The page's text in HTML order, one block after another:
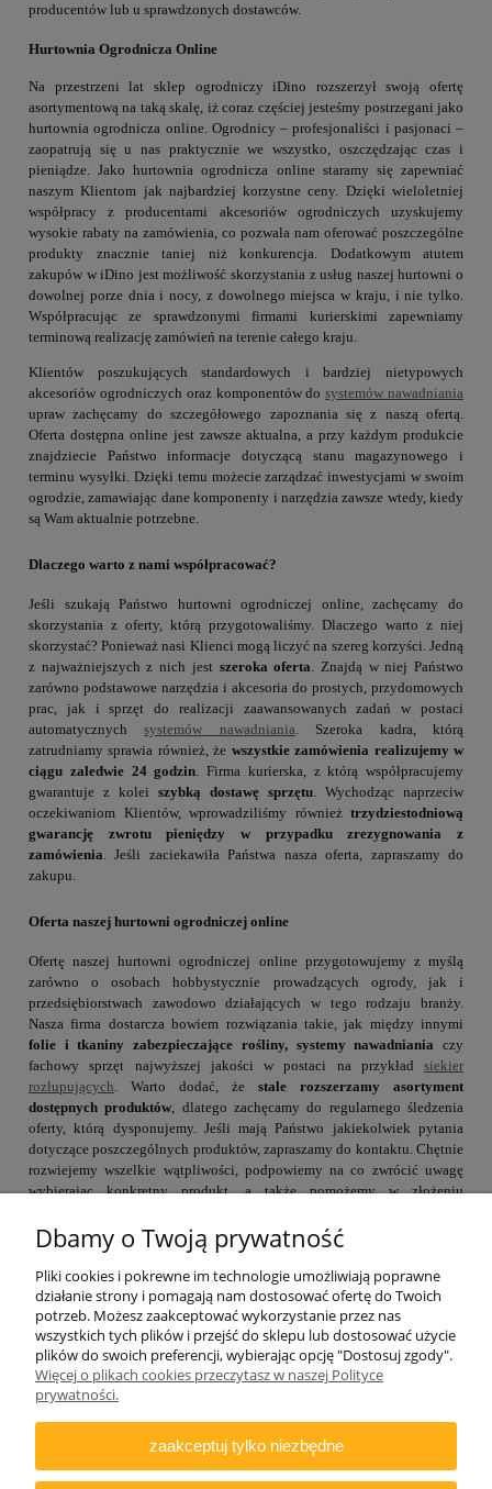
producentów lub u sprawdzonych dostawców.
Hurtownia Ogrodnicza Online
Na przestrzeni lat sklep ogrodniczy iDino rozszerzył swoją ofertę
asortymentową na taką skalę, iż coraz częściej jesteśmy postrzegani jako
hurtownia ogrodnicza online. Ogrodnicy – profesjonaliści i pasjonaci –
zaopatrują się u nas praktycznie we wszystko, oszczędzając czas i
pieniądze. Jako hurtownia ogrodnicza online staramy się zapewniać
naszym Klientom jak najbardziej korzystne ceny. Dzięki wieloletniej
współpracy z producentami akcesoriów ogrodniczych uzyskujemy
wysokie rabaty na zamówienia, co pozwala nam oferować poszczególne
produkty znacznie taniej niż konkurencja. Dodatkowym atutem
zakupów w iDino jest możliwość skorzystania z usług naszej hurtowni o
dowolnej porze dnia i nocy, z dowolnego miejsca w kraju, i nie tylko.
Współpracując ze sprawdzonymi firmami kurierskimi zapewniamy
terminową realizację zamówień na terenie całego kraju.
Klientów poszukujących standardowych i bardziej nietypowych
akcesoriów ogrodniczych oraz komponentów dosystemów nawadniania
upraw zachęcamy do szczegółowego zapoznania się z naszą ofertą.
Oferta dostępna online jest zawsze aktualna, a przy każdym produkcie
znajdziecie Państwo informacje dotyczącą stanu magazynowego i
terminu wysyłki. Dzięki temu możecie zarządzać inwestycjami w swoim
ogrodzie, zamawiając dane komponenty i narzędzia zawsze wtedy, kiedy
są Wam aktualnie potrzebne.
Dlaczego warto z nami współpracować?
Jeśli szukają Państwo hurtowni ogrodniczej online, zachęcamy do
skorzystania z oferty, którą przygotowaliśmy. Dlaczego warto z niej
skorzystać? Ponieważ nasi Klienci mogą liczyć na szereg korzyści. Jedną
z najważniejszych z nich jest szeroka oferta . Znajdą w niej Państwo
zarówno podstawowe narzędzia i akcesoria do prostych, przydomowych
prac, jak i sprzęt do realizacji zaawansowanych zadań w postaci
automatycznychsystemów nawadniania . Szeroka kadra, którą
zatrudniamy sprawia również, że wszystkie zamówienia realizujemy w
ciągu zaledwie 24 godzin . Firma kurierska, z którą współpracujemy
gwarantuje z kolei szybką dostawę sprzętu . Wychodząc naprzeciw
oczekiwaniom Klientów, wprowadziliśmy również trzydziestodniową
gwarancję zwrotu pieniędzy w przypadku zrezygnowania z
zamówienia . Jeśli zaciekawiła Państwa nasza oferta, zapraszamy do
zakupu.
Oferta naszej hurtowni ogrodniczej online
Ofertę naszej hurtowni ogrodniczej online przygotowujemy z myślą
zarówno o osobach hobbystycznie prowadzących ogrody, jak i
przedsiębiorstwach zawodowo działających w tego rodzaju branży.
Nasza firma dostarcza bowiem rozwiązania takie, jak między innymi
folie i tkaniny zabezpieczające rośliny, systemy nawadniania czy
fachowy sprzęt najwyższej jakości w postaci na przykład siekier
rozłupujących. Warto dodać, że stale rozszerzamy asortyment
dostępnych produktów, dlatego zachęcamy do regularnego śledzenia
oferty, którą dysponujemy. Jeśli mają Państwo jakiekolwiek pytania
dotyczące poszczególnych produktów, zapraszamy do kontaktu. Chętnie
rozwiejemy wszelkie wątpliwości, podpowiemy na co zwrócić uwagę
wybierając konkretny produkt, a także pomożemy w złożeniu
ZAMAWIANIE
DODATKOWE
Dbamy o Twoją prywatność
Pliki cookies i pokrewne im technologie umożliwiają poprawne
działanie strony i pomagają nam dostosować ofertę do Twoich
potrzeb. Możesz zaakceptować wykorzystanie przez nas
wszystkich tych plików i przejść do sklepu lub dostosować użycie
plików do swoich preferencji, wybierając opcję "Dostosuj zgody".
Więcej o plikach cookies przeczytasz w naszej Polityce
prywatności.
zaakceptuj tylko niezbędne